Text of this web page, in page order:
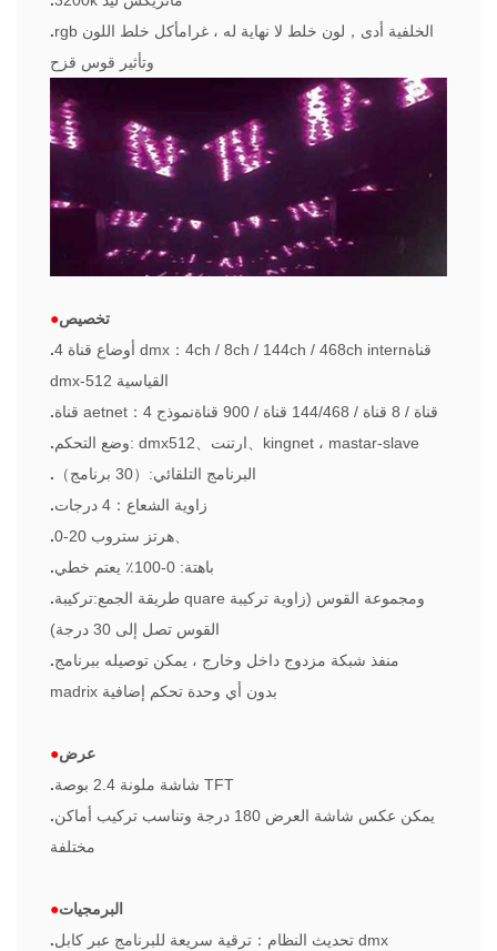
.
rgb الخلفية أدى ， لون خلط لا نهاية له ، غرامأكل خلط اللون
وتأثير قوس قزح
●تخصيص
.
4 أوضاع قناة dmx ： 4ch / 8ch / 144ch / 468ch internقناة
dmx-512 القياسية
.
قناة aetnet ： 4 قناة / 8 قناة / 144/468 قناة / 900 قناة
نموذج
.
وضع التحكم: dmx512、 ارتنت、 kingnet ، mastar-slave
.
البرنامج التلقائي: （30 برنامج
）
.
زاوية الشعاع ： 4 درجات
.
0-20 هرتز ستروب、
.
باهتة: 0-100٪ يعتم خطي
.
طريقة الجمع:تركيبة quare ومجموعة القوس (زاوية تركيبة
القوس تصل إلى 30 درجة)
.منفذ شبكة مزدوج داخل وخارج ، يمكن توصيله ببرنامج
madrix بدون أي وحدة تحكم إضافية
●عرض
.
شاشة ملونة 2.4 بوصة TFT
.يمكن عكس شاشة العرض 180 درجة وتناسب تركيب أماكن
مختلفة
●البرمجيات
.
تحديث النظام ： ترقية سريعة للبرنامج عبر كابل dmx